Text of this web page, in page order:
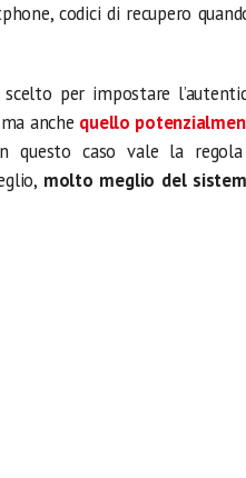
codici di recupero
per impostare
anche quello
questo caso vale la
molto meglio del